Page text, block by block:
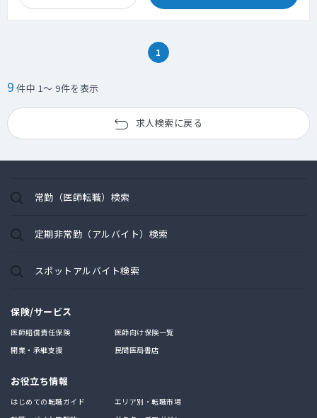
1
9 件中 1～ 9件を表示
求人検索に戻る
常勤（医師転職）検索
定期非常勤（アルバイト）検索
スポットアルバイト検索
保険/サービス
医師賠償責任保険
医師向け保険一覧
開業・承継支援
民間医局書店
お役立ち情報
はじめての転職ガイド
エリア別・転職市場